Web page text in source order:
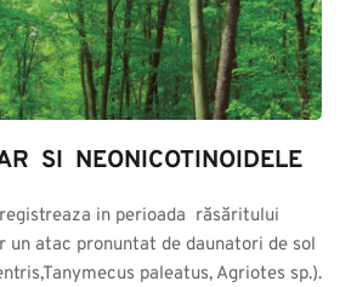
SI  NEONICOTINOIDELE
in perioada  răsăritului
atac pronuntat de daunatori de sol
paleatus, Agriotes sp.).